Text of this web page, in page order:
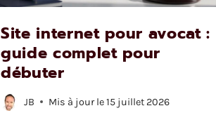
Site internet pour avocat :
guide complet pour
débuter
JB Mis à jour le15 juillet 2026